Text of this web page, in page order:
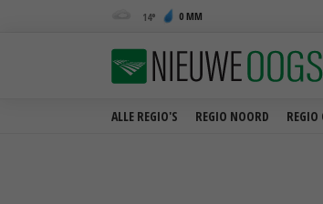
14 0 MM
ALLE REGIO'S REGIO NOORD REGIO